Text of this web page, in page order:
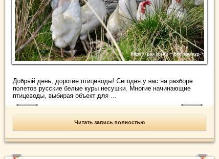
Добрый день, дорогие птицеводы! Сегодня у нас на разборе
полетов русские белые куры несушки. Многие начинающие
птицеводы, выбирая объект для ...
Читать запись полностью